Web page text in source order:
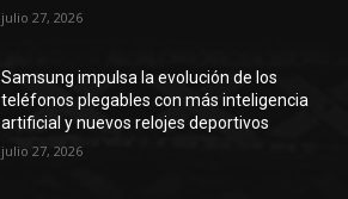
julio 27, 2026
Samsung impulsa la evolución de los
teléfonos plegables con más inteligencia
artificial y nuevos relojes deportivos
julio 27, 2026